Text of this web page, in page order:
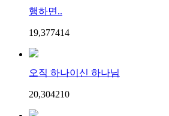
행하면..
19,377414
오직 하나이신 하나님
20,304210